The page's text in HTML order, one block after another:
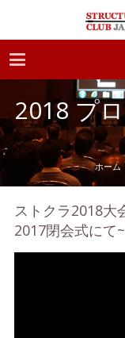
2018 プ
ホーム
ストクラ2018大
2017閉会式にて~